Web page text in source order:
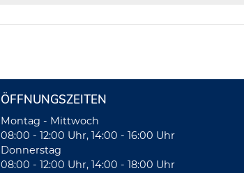
ÖFFNUNGSZEITEN
Montag - Mittwoch
08:00 - 12:00 Uhr, 14:00 - 16:00 Uhr
Donnerstag
08:00 - 12:00 Uhr, 14:00 - 18:00 Uhr